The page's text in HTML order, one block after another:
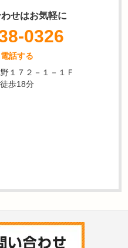
せはお気軽に
0326
話する
１７２－１－１Ｆ
歩18分